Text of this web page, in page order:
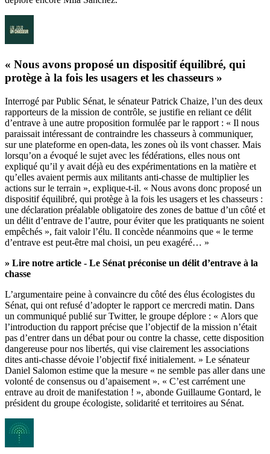
« Nous avons proposé un dispositif équilibré, qui
protège à la fois les usagers et les chasseurs »
Interrogé par Public Sénat, le sénateur Patrick Chaize, l’un des deux
rapporteurs de la mission de contrôle, se justifie en reliant ce délit
d’entrave à une autre proposition formulée par le rapport : « Il nous
paraissait intéressant de contraindre les chasseurs à communiquer,
sur une plateforme en open-data, les zones où ils vont chasser. Mais
lorsqu’on a évoqué le sujet avec les fédérations, elles nous ont
expliqué qu’il y avait déjà eu des expérimentations en la matière et
qu’elles avaient permis aux militants anti-chasse de multiplier les
actions sur le terrain », explique-t-il. « Nous avons donc proposé un
dispositif équilibré, qui protège à la fois les usagers et les chasseurs :
une déclaration préalable obligatoire des zones de battue d’un côté et
un délit d’entrave de l’autre, pour éviter que les pratiquants ne soient
empêchés », fait valoir l’élu. Il concède néanmoins que « le terme
d’entrave est peut-être mal choisi, un peu exagéré… »
» Lire notre article - Le Sénat préconise un délit d’entrave à la
chasse
L’argumentaire peine à convaincre du côté des élus écologistes du
Sénat, qui ont refusé d’adopter le rapport ce mercredi matin. Dans
un communiqué publié sur Twitter, le groupe déplore : « Alors que
l’introduction du rapport précise que l’objectif de la mission n’était
pas d’entrer dans un débat pour ou contre la chasse, cette disposition
dangereuse pour nos libertés, qui vise clairement les associations
dites anti-chasse dévoie l’objectif fixé initialement. » Le sénateur
Daniel Salomon estime que la mesure « ne semble pas aller dans une
volonté de consensus ou d’apaisement ». « C’est carrément une
entrave au droit de manifestation ! », abonde Guillaume Gontard, le
président du groupe écologiste, solidarité et territoires au Sénat.